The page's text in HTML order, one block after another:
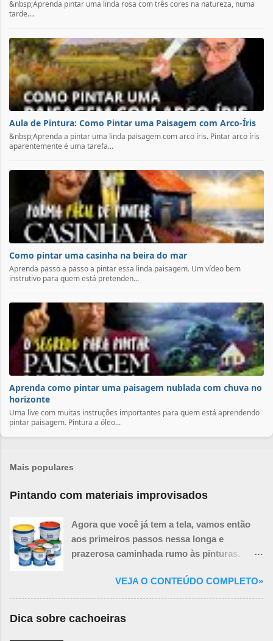
&nbsp;Aprenda pintar uma linda rosa com três cores na natureza, numa
tarde....
Aula de Pintura: Como Pintar uma Paisagem com Arco-Íris
&nbsp;Aprenda a pintar uma linda paisagem com arco íris. Pintar arco íris
aparentemente é uma tarefa...
Como pintar uma casinha na beira do mar
Aprenda passo a passo a pintar essa linda paisagem. Um vídeo bem
instrutivo para quem está pretenden...
Aprenda como pintar uma paisagem nublada com chuva no
horizonte
Uma live com muitas instruções importantes para quem está aprendendo
pintar paisagem. Pintura a óleo...
Mais populares
Pintando com materiais improvisados
Agora que você já tem a tela, vamos então
aos primeiros passos nessa longa e
prazerosa caminhada rumo às pinturas.
coisas necessárias para a realização de um
quadro, porém algumas delas podem ser
improvisadas.
VEJA O CONTEÚDO COMPLETO»
Dica sobre cachoeiras